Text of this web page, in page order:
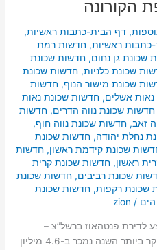
הקורונה
,דף הבית-כתבות ראשיות,
כתבות ראשיות,חדשות רמת
שכונת גן נחום,חדשות שכונת
שכונת כלניות,חדשות שכונת
שכונת מישור הנוף,חדשות
אשלים,חדשות שכונת נאות
חדשות שכונת נווה הדרים,חדשות
זאב,חדשות שכונת נווה חוף,
נחלת יהודה,חדשות שכונת
שכונת קידמת ראשון,חדשות
ראשון,חדשות שכונת קרית
שכונת רביבים,חדשות שכונת
שכונת רקפות,חדשות שכונת
/
zion
לדירת פנטהאוז ברשל”צ –
כ-2.272 מיליון שקל. הפנטהאוז היקר ביותר השנה נמכר ב-4.6 מיליון